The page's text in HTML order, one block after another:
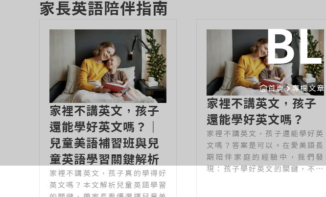
首頁 專欄文章
家長英語陪伴指南
家裡不講英文，孩子
還能學好英文嗎？｜
兒童美語補習班與兒
童英語學習關鍵解析
家裡不講英文，孩子真的學得好
英文嗎？本文解析兒童英語學習
家裡不講英文，孩子
還能學好英文嗎？
家裡不講英文，孩子還能學好英
文嗎？答案是可以。在愛美語長
期陪伴家庭的經驗中，我們發
現：孩子學好英文的關鍵，不在